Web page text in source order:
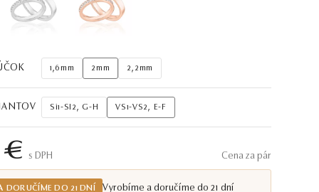
1,6mm 2mm 2,2mm
Si1-SI2, G-H VS1-VS2, E-F
€ S DPH Cena za pár
DORUČÍME DO 21 DNÍ Vyrobíme a doručíme do 21 dní